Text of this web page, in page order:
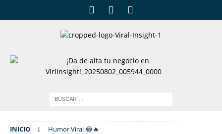
INICIO Humor Viral 😂🔥